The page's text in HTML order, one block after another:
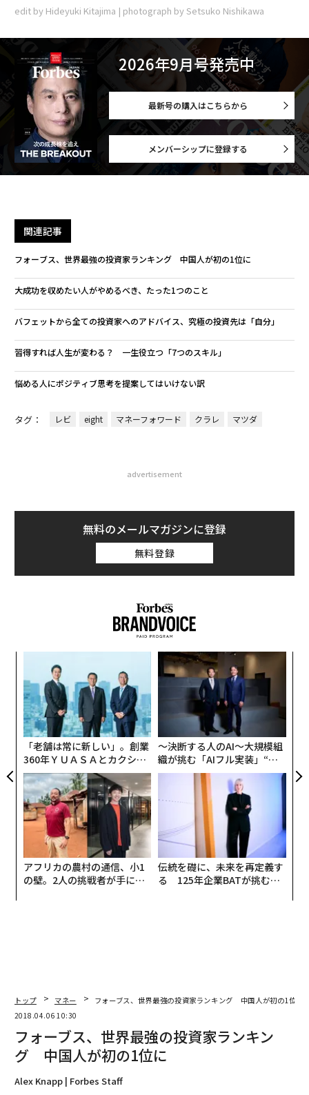
edit by Hideyuki Kitajima | photograph by Setsuko Nishikawa
2026年9月号発売中
最新号の購入はこちらから
メンバーシップに登録する
関連記事
フォーブス、世界最強の投資家ランキング 中国人が初の1位に
大成功を収めたい人がやめるべき、たった1つのこと
バフェットから全ての投資家へのアドバイス、究極の投資先は「自分」
習得すれば人生が変わる？ 一生役立つ「7つのスキル」
悩める人にポジティブ思考を提案してはいけない訳
タグ： レビ eight マネーフォワード クラレ マツダ
advertisement
無料のメールマガジンに登録
無料登録
「老舗は常に新しい」。創業
360年ＹＵＡＳＡとカクシン
CEO田尻望が語る、AIを超え
る人の価値
〜決断する人のAI〜大規模組
織が挑む「AIフル実装」“使
う”企業から“動く”企業へ【N
TTドコモビジネス×PwC】
アフリカの農村の通信、小1
の壁。2人の挑戦者が手にし
伝統を礎に、未来を再定義す
る 125年企業BATが挑むス
トップ マネー
フォーブス、世界最強の投資家ランキング 中国人が初の1位に
2018.04.06 10:30
フォーブス、世界最強の投資家ランキン
グ 中国人が初の1位に
Alex Knapp | Forbes Staff